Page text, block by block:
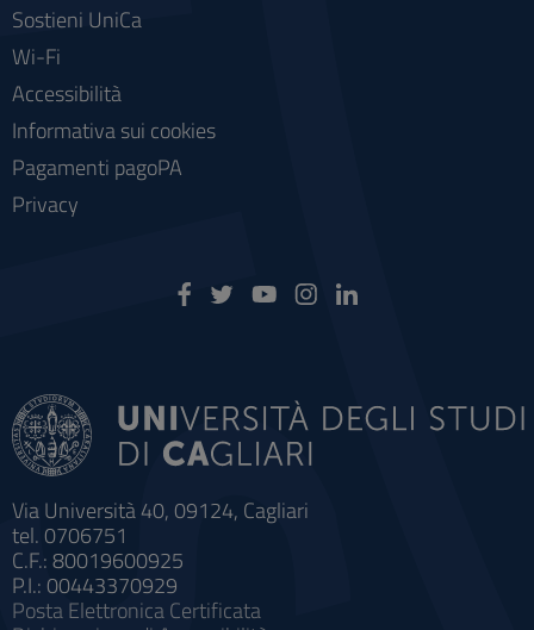
Via Università 40, 09124, Cagliari
tel. 0706751
C.F.: 80019600925
P.I.: 00443370929
Posta Elettronica Certificata
Sostieni UniCa
Wi-Fi
Accessibilità
Informativa sui cookies
Pagamenti pagoPA
Privacy